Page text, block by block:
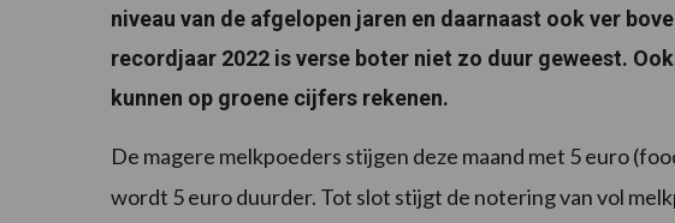
niveau van de afgelopen jaren en daarnaast ook ver
recordjaar 2022 is verse boter niet zo duur geweest.
kunnen op groene cijfers rekenen.
De magere melkpoeders stijgen deze maand met 5 euro
wordt 5 euro duurder. Tot slot stijgt de notering van vol